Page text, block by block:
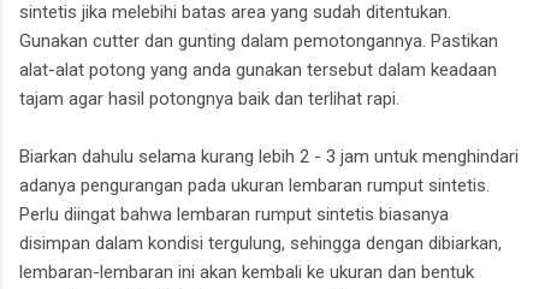
sintetis jika melebihi batas area yang sudah ditentukan.
Gunakan cutter dan gunting dalam pemotongannya. Pastikan
alat-alat potong yang anda gunakan tersebut dalam keadaan
tajam agar hasil potongnya baik dan terlihat rapi.
Biarkan dahulu selama kurang lebih 2 - 3 jam untuk menghindari
adanya pengurangan pada ukuran lembaran rumput sintetis.
Perlu diingat bahwa lembaran rumput sintetis biasanya
disimpan dalam kondisi tergulung, sehingga dengan dibiarkan,
lembaran-lembaran ini akan kembali ke ukuran dan bentuk